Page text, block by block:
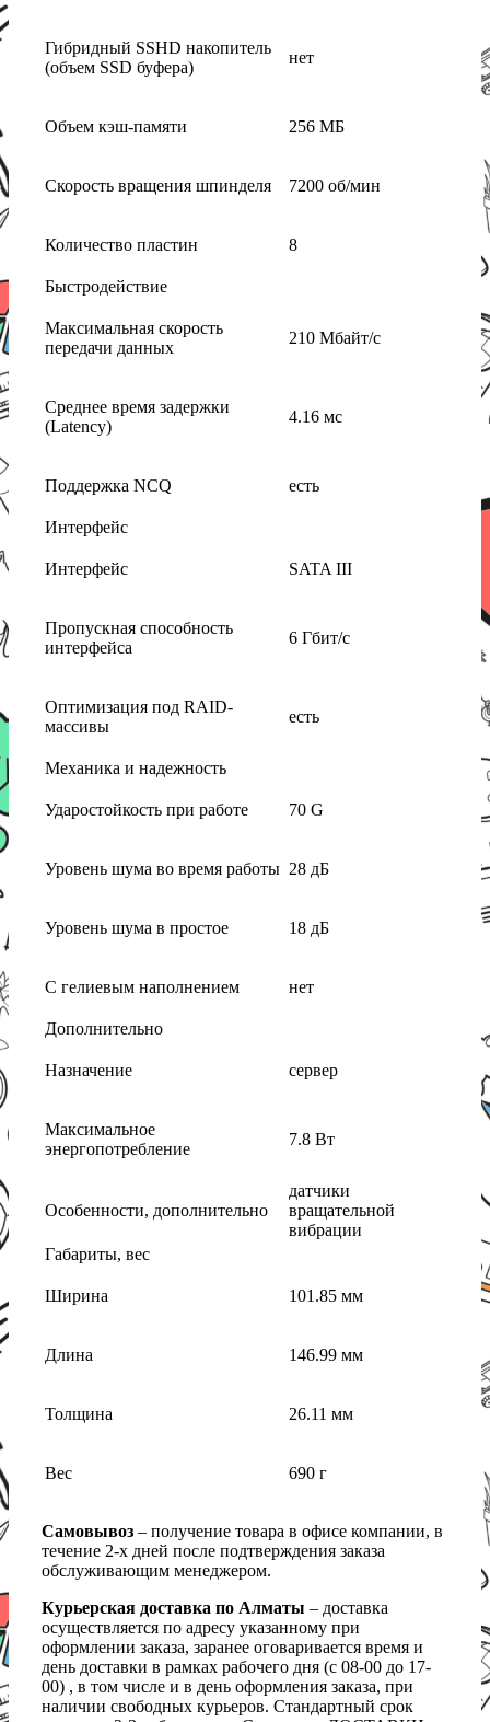
Гибридный SSHD накопитель
(объем SSD буфера)
нет
Объем кэш-памяти 256 МБ
Скорость вращения шпинделя 7200 об/мин
Количество пластин 8
Быстродействие
Максимальная скорость
передачи данных
210 Мбайт/с
Среднее время задержки
(Latency)
4.16 мс
Поддержка NCQ есть
Интерфейс
Интерфейс SATA III
Пропускная способность
интерфейса
6 Гбит/с
Оптимизация под RAID-
массивы
есть
Механика и надежность
Ударостойкость при работе 70 G
Уровень шума во время работы 28 дБ
Уровень шума в простое 18 дБ
С гелиевым наполнением нет
Дополнительно
Назначение сервер
Максимальное
энергопотребление
7.8 Вт
Особенности, дополнительно
датчики
вращательной
вибрации
Габариты, вес
Ширина 101.85 мм
Длина 146.99 мм
Толщина 26.11 мм
Вес 690 г
Самовывоз – получение товара в офисе компании, в
течение 2-х дней после подтверждения заказа
обслуживающим менеджером.
Курьерская доставка по Алматы – доставка
осуществляется по адресу указанному при
оформлении заказа, заранее оговаривается время и
день доставки в рамках рабочего дня (с 08-00 до 17-
00) , в том числе и в день оформления заказа, при
наличии свободных курьеров. Стандартный срок